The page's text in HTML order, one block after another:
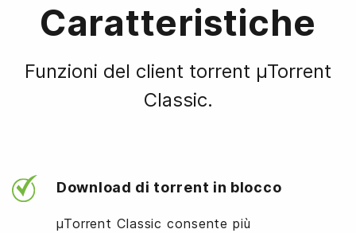
Caratteristiche
Funzioni del client torrent µTorrent
Classic.
Download di torrent in blocco
µTorrent Classic consente più